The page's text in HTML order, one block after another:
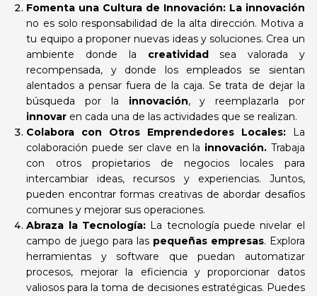
Fomenta una Cultura de Innovación: La innovación
no es solo responsabilidad de la alta dirección. Motiva a
tu equipo a proponer nuevas ideas y soluciones. Crea un
ambiente donde la creatividadsea valorada y
recompensada, y donde los empleados se sientan
alentados a pensar fuera de la caja. Se trata de dejar la
búsqueda por la innovación, y reemplazarla por
innovar en cada una de las actividades que se realizan.
Colabora con Otros Emprendedores Locales:La
colaboración puede ser clave en la innovación. Trabaja
con otros propietarios de negocios locales para
intercambiar ideas, recursos y experiencias. Juntos,
pueden encontrar formas creativas de abordar desafíos
comunes y mejorar sus operaciones.
Abraza la Tecnología: La tecnología puede nivelar el
campo de juego para laspequeñas empresas. Explora
herramientas y software que puedan automatizar
procesos, mejorar la eficiencia y proporcionar datos
valiosos para la toma de decisiones estratégicas. Puedes